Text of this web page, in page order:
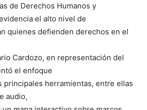
de Derechos Humanos y
el alto nivel de
quienes defienden derechos en el
Cardozo, en representación del
el enfoque
principales herramientas, entre ellas
audio,